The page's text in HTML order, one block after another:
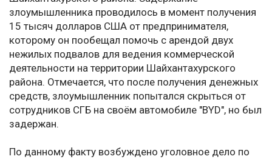
злоумышленника проводилось в момент получения
15 тысяч долларов США от предпринимателя,
которому он пообещал помочь с арендой двух
нежилых подвалов для ведения коммерческой
деятельности на территории Шайхантахурского
района. Отмечается, что после получения денежных
средств, злоумышленник попытался скрыться от
сотрудников СГБ на своём автомобиле "BYD", но был
задержан.
По данному факту возбуждено уголовное дело по